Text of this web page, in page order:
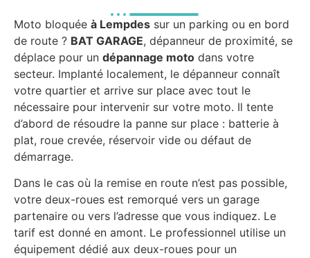
Moto bloquée à Lempdes sur un parking ou en bord
de route ? BAT GARAGE, dépanneur de proximité, se
déplace pour un dépannage moto dans votre
secteur. Implanté localement, le dépanneur connaît
votre quartier et arrive sur place avec tout le
nécessaire pour intervenir sur votre moto. Il tente
d’abord de résoudre la panne sur place : batterie à
plat, roue crevée, réservoir vide ou défaut de
démarrage.
Dans le cas où la remise en route n’est pas possible,
votre deux-roues est remorqué vers un garage
partenaire ou vers l’adresse que vous indiquez. Le
tarif est donné en amont. Le professionnel utilise un
équipement dédié aux deux-roues pour un